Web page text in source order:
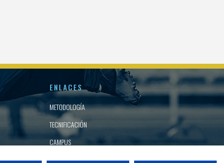
ENLACES
METODOLOGÍA
TECNIFICACIÓN
CAMPUS
TORNEOS